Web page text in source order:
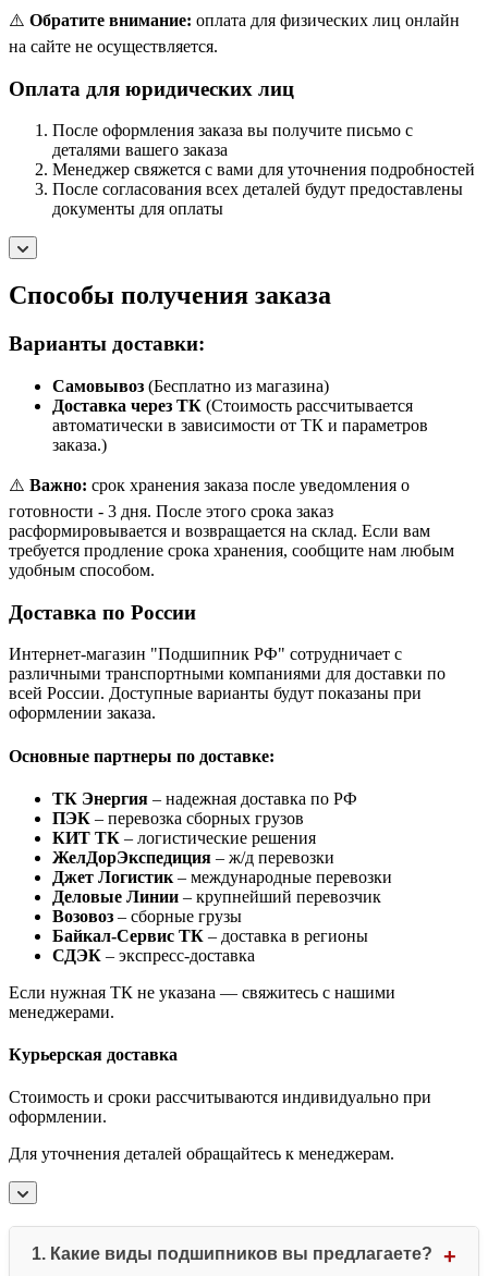
⚠️ Обратите внимание: оплата для физических лиц онлайн
на сайте не осуществляется.
Оплата для юридических лиц
После оформления заказа вы получите письмо с
деталями вашего заказа
Менеджер свяжется с вами для уточнения подробностей
После согласования всех деталей будут предоставлены
документы для оплаты
Способы получения заказа
Варианты доставки:
Самовывоз (Бесплатно из магазина)
Доставка через ТК (Стоимость рассчитывается
автоматически в зависимости от ТК и параметров
заказа.)
⚠️ Важно: срок хранения заказа после уведомления о
готовности - 3 дня. После этого срока заказ
расформировывается и возвращается на склад. Если вам
требуется продление срока хранения, сообщите нам любым
удобным способом.
Доставка по России
Интернет-магазин "Подшипник РФ" сотрудничает с
различными транспортными компаниями для доставки по
всей России. Доступные варианты будут показаны при
оформлении заказа.
Основные партнеры по доставке:
ТК Энергия – надежная доставка по РФ
ПЭК – перевозка сборных грузов
КИТ ТК – логистические решения
ЖелДорЭкспедиция – ж/д перевозки
Джет Логистик – международные перевозки
Деловые Линии – крупнейший перевозчик
Возовоз – сборные грузы
Байкал-Сервис ТК – доставка в регионы
СДЭК – экспресс-доставка
Если нужная ТК не указана — свяжитесь с нашими
менеджерами.
Курьерская доставка
Стоимость и сроки рассчитываются индивидуально при
оформлении.
Для уточнения деталей обращайтесь к менеджерам.
1. Какие виды подшипников вы предлагаете?